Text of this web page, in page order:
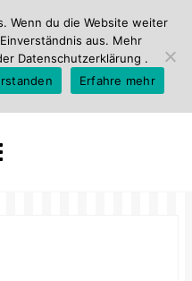
Wenn du die Website weiter
aus. Mehr
Datenschutzerklärung .
Erfahre mehr